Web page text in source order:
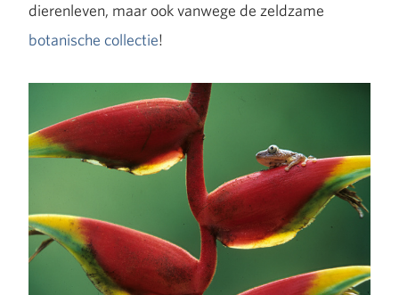
dierenleven, maar ook vanwege de zeldzame
botanische collectie!